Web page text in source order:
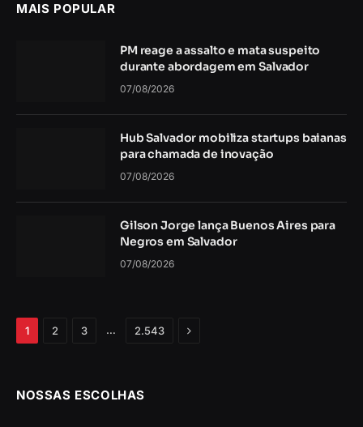
MAIS POPULAR
PM reage a assalto e mata suspeito
durante abordagem em Salvador
07/08/2026
Hub Salvador mobiliza startups baianas
para chamada de inovação
07/08/2026
Gilson Jorge lança Buenos Aires para
Negros em Salvador
07/08/2026
1 2 3 … 2.543 Próximo
NOSSAS ESCOLHAS